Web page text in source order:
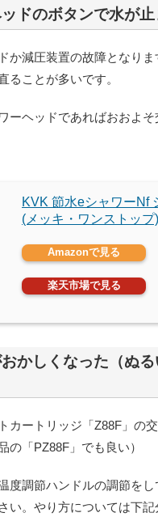
ドのボタンで水が
か減圧装置の故障となり
ることが多いです。
ーヘッドであればおおよそ
KVK 節水eシャワーNf
(メッキ・ワンストッ
Amazonで見る
楽天市場で見る
かしくなった（ぬ
カートリッジ「Z88F」の交
の「PZ88F」でも良い）
度調節ハンドルの調節をし
い。やり方については下